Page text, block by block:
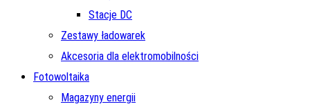
Stacje DC
Zestawy ładowarek
Akcesoria dla elektromobilności
Fotowoltaika
Magazyny energii